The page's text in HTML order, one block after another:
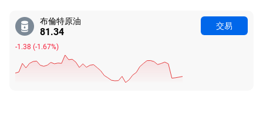
布倫特原油
81.34
-1.38 (-1.67%)
交易